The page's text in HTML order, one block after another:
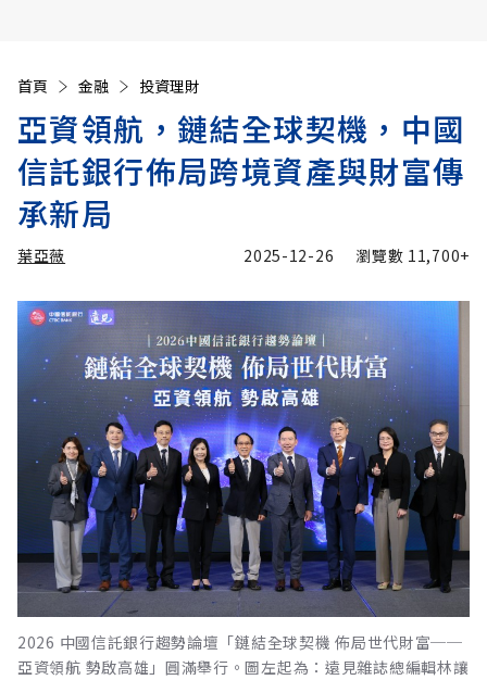
首頁 金融 投資理財
亞資領航，鏈結全球契機，中國
信託銀行佈局跨境資產與財富傳
承新局
葉亞薇 2025-12-26 瀏覽數 11,700+
2026 中國信託銀行趨勢論壇「鏈結全球契機 佈局世代財富──
亞資領航 勢啟高雄」圓滿舉行。圖左起為：遠見雜誌總編輯林讓